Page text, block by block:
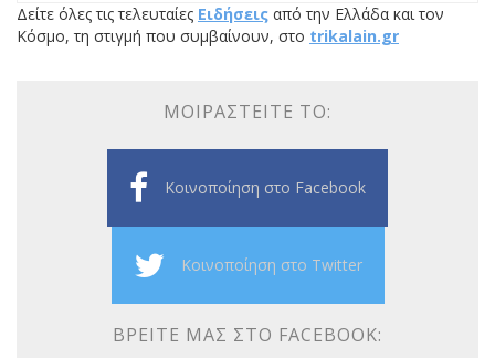
Δείτε όλες τις τελευταίες Ειδήσεις από την Ελλάδα και τον
Κόσμο, τη στιγμή που συμβαίνουν, στο trikalain.gr
ΜΟΙΡΑΣΤΕΊΤΕ ΤΟ:
Κοινοποίηση στο Facebook
Κοινοποίηση στο Twitter
ΒΡΕΊΤΕ ΜΑΣ ΣΤΟ FACEBOOK: